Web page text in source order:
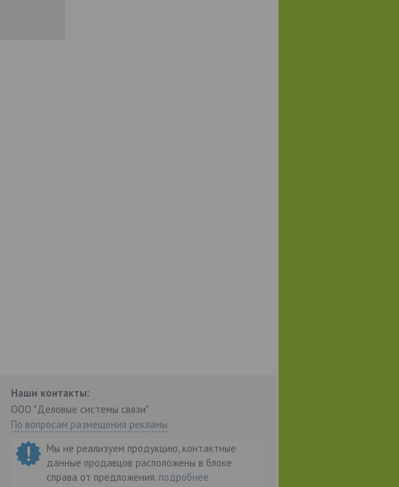
Наши контакты:
ООО "Деловые системы связи"
По вопросам размещения рекламы
Мы не реализуем продукцию, контактные
данные продавцов расположены в блоке
справа от предложения. подробнее